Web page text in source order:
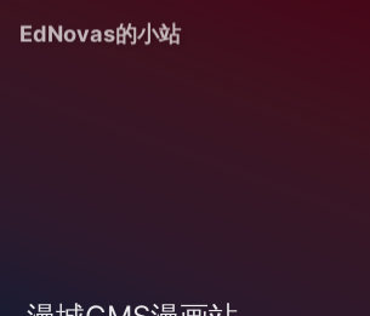
EdNovas的小站